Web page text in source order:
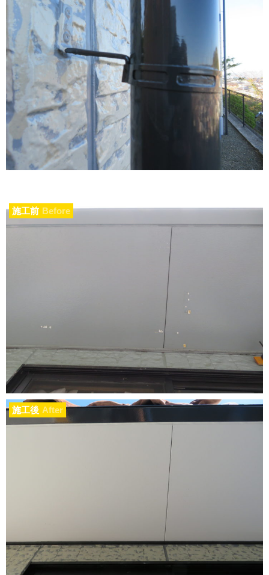
施工前 Before
施工後 After